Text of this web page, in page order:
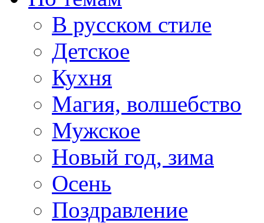
В русском стиле
Детское
Кухня
Магия, волшебство
Мужское
Новый год, зима
Осень
Поздравление